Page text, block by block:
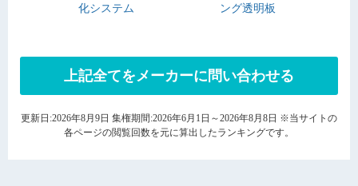
化システム ング透明板
上記全てをメーカーに問い合わせる
更新日:2026年8月9日 集権期間:2026年6月1日～2026年8月8日 ※当サイトの
各ページの閲覧回数を元に算出したランキングです。